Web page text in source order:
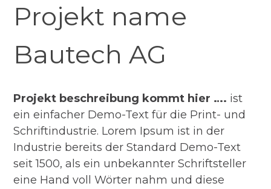
Projekt name
Bautech AG
Projekt beschreibung kommt hier …. ist
ein einfacher Demo-Text für die Print- und
Schriftindustrie. Lorem Ipsum ist in der
Industrie bereits der Standard Demo-Text
seit 1500, als ein unbekannter Schriftsteller
eine Hand voll Wörter nahm und diese